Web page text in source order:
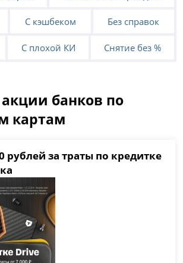
С кэшбеком Без справок
С плохой КИ Снятие без %
банков по
картам
рублей за траты по кредитке